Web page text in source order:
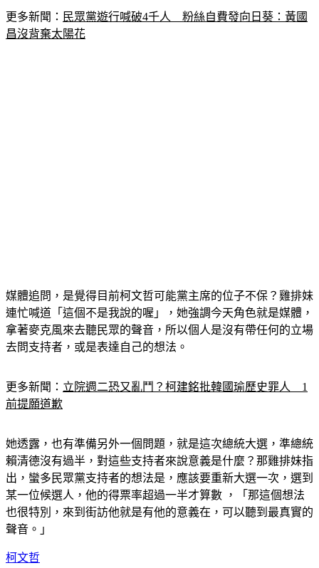
更多新聞：民眾黨遊行喊破4千人　粉絲自費發向日葵：黃國
媒體追問，是覺得目前柯文哲可能黨主席的位子不保？雞排妹
連忙喊道「這個不是我說的喔」，她強調今天角色就是媒體，
拿著麥克風來去聽民眾的聲音，所以個人是沒有帶任何的立場
更多新聞：
她透露，也有準備另外一個問題，就是這次總統大選，準總統
賴清德沒有過半，對這些支持者來說意義是什麼？那雞排妹指
出，蠻多民眾黨支持者的想法是，應該要重新大選一次，選到
某一位候選人，他的得票率超過一半才算數 ，「那這個想法
也很特別，來到街訪他就是有他的意義在，可以聽到最真實的